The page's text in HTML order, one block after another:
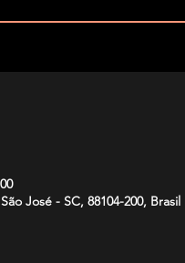
José - SC, 88104-200, Brasil